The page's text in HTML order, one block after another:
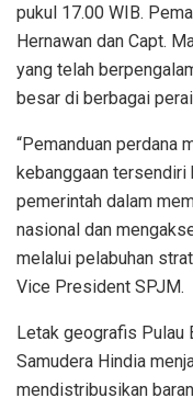
pukul 17.00 WIB.
Hernawan dan Capt.
yang telah
besar di berbagai
“Pemanduan perdana
kebanggaan tersendiri
pemerintah dalam
nasional dan
melalui pelabuhan
Vice President SPJM.
Letak geografis Pulau
Samudera Hindia
mendistribusikan